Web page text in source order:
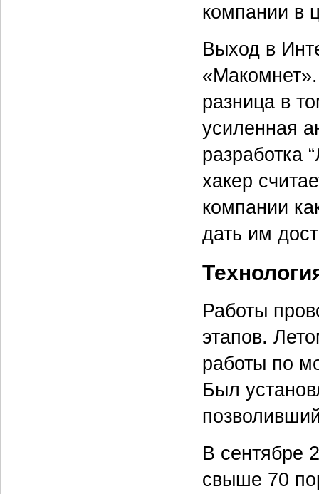
компании в
Выход в
«Макомнет».
разница в
усиленная
разработка
хакер
компании
дать им
Работы
этапов.
работы по
Был
В сентябре
свыше 70